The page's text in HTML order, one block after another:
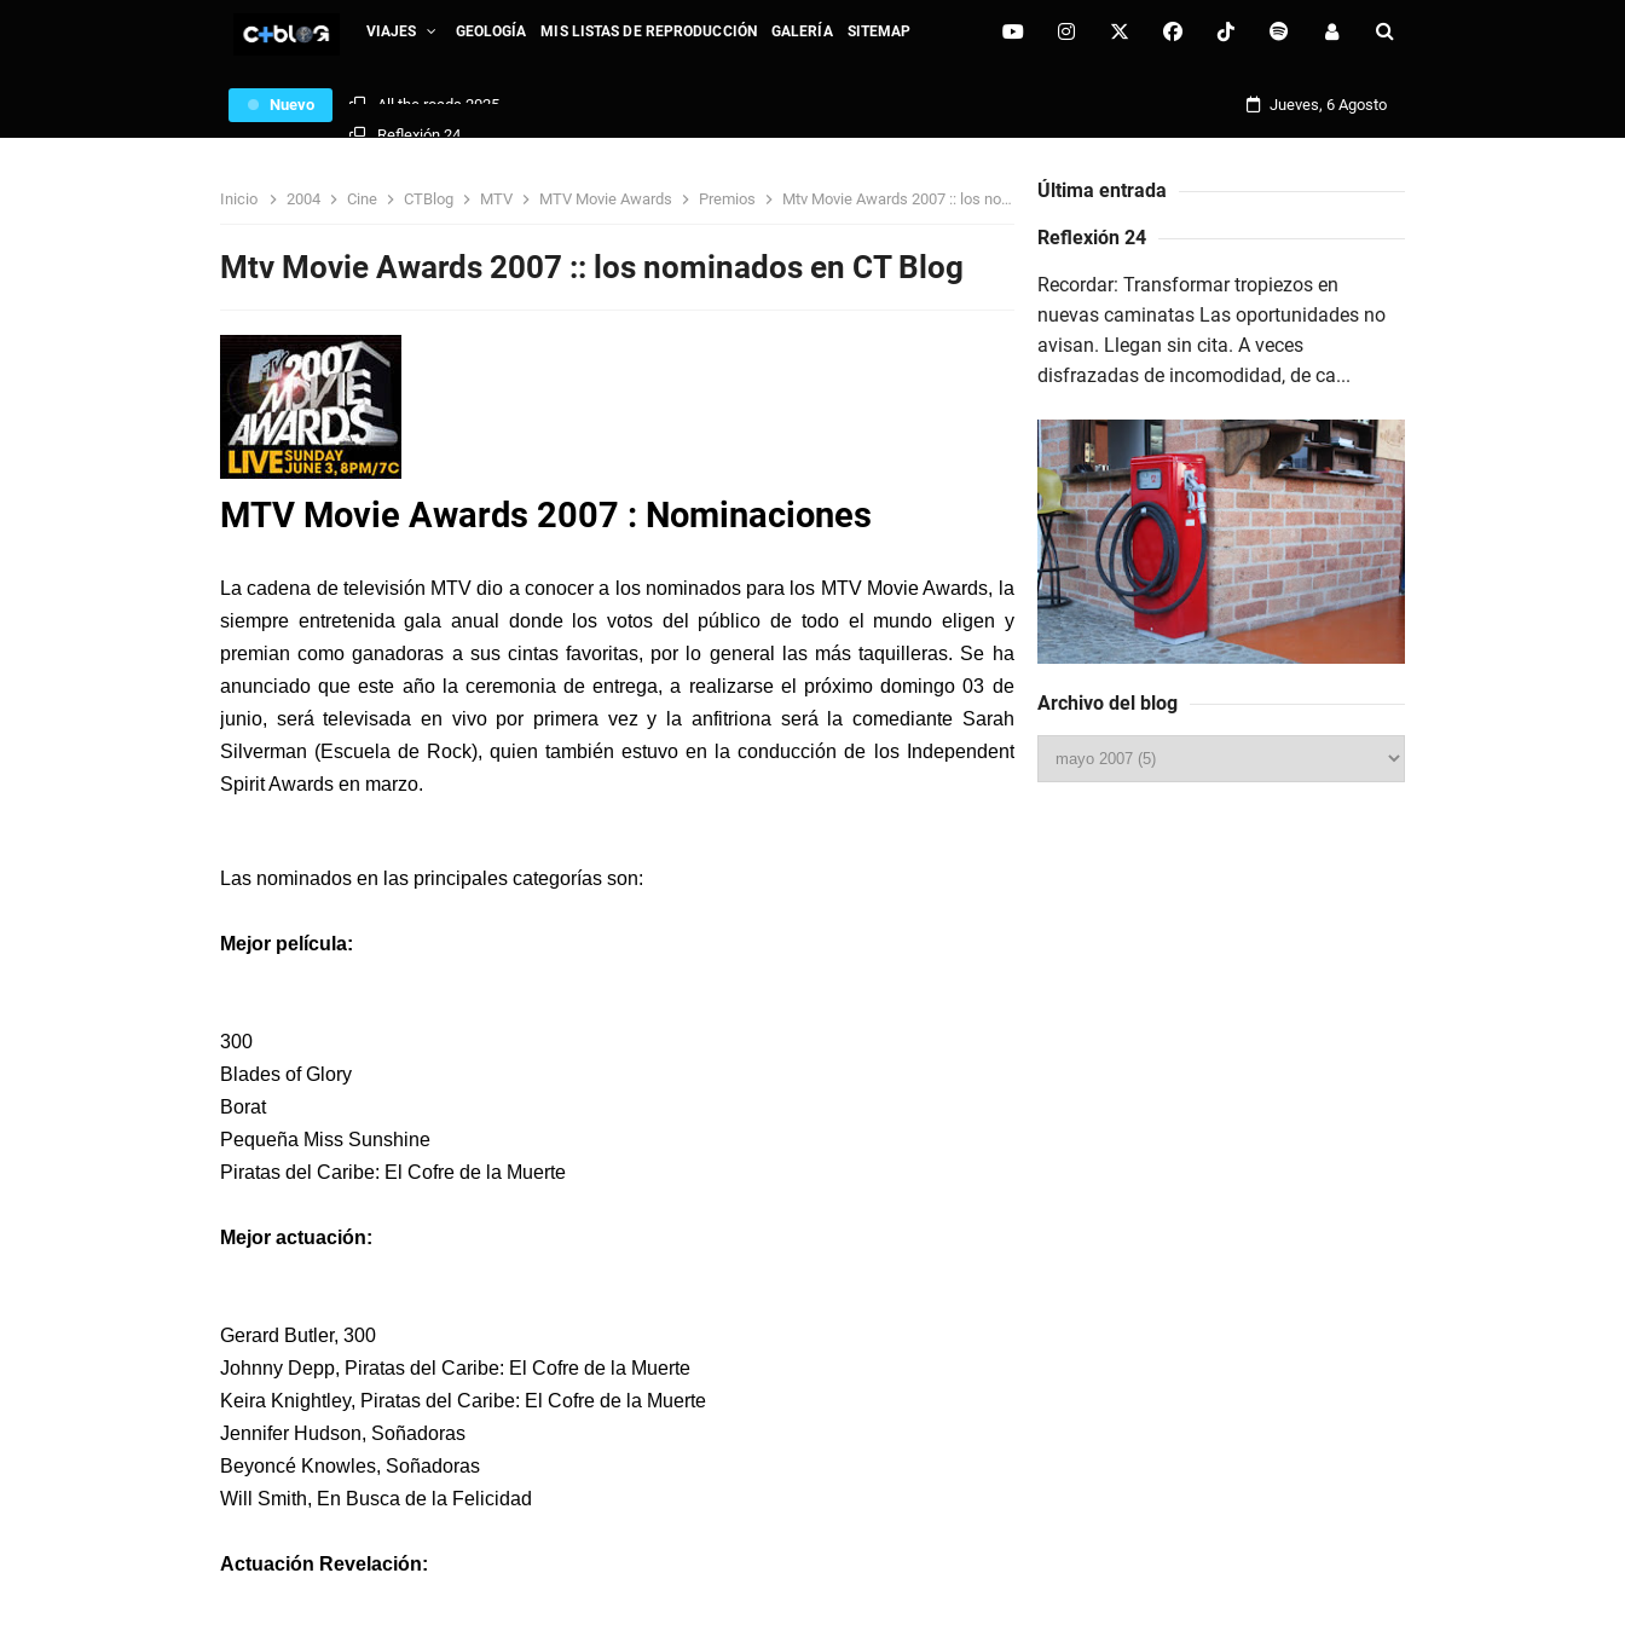
VIAJES GEOLOGÍA MIS LISTAS DE REPRODUCCIÓN GALERÍA SITEMAP
Nuevo Reflexión 24
Mauritania: Nuakchott Nights - Sight of Wonders - CTBlog
Sierra Leona: African Treasure - Sight of Wonders - CTBlog
Just the beginning
From the Fall of Dinos to the Rise of Humans
The Age of Reptiles in Three Acts
Billy Idol - Eyes Without A Face
Save your Love
:: Playlist Indie, un test de regreso al blog
>> Personal News
:: Look around (Interactive) RHCP
Jueves, 6 Agosto
Inicio 2004 Cine CTBlog MTV MTV Movie Awards Premios Mtv Movie Awards 2007 :: los nominados en CT Blog
Mtv Movie Awards 2007 :: los nominados en CT Blog
MTV Movie Awards 2007 : Nominaciones
La cadena de televisión MTV dio a conocer a los nominados para los MTV Movie Awards, la
siempre entretenida gala anual donde los votos del público de todo el mundo eligen y
premian como ganadoras a sus cintas favoritas, por lo general las más taquilleras. Se ha
anunciado que este año la ceremonia de entrega, a realizarse el próximo domingo 03 de
junio, será televisada en vivo por primera vez y la anfitriona será la comediante Sarah
Silverman (Escuela de Rock), quien también estuvo en la conducción de los Independent
Spirit Awards en marzo.
Las nominados en las principales categorías son:
Mejor película:
300
Blades of Glory
Borat
Pequeña Miss Sunshine
Piratas del Caribe: El Cofre de la Muerte
Mejor actuación:
Gerard Butler, 300
Johnny Depp, Piratas del Caribe: El Cofre de la Muerte
Keira Knightley, Piratas del Caribe: El Cofre de la Muerte
Jennifer Hudson, Soñadoras
Beyoncé Knowles, Soñadoras
Will Smith, En Busca de la Felicidad
Actuación Revelación:
Última entrada
Reflexión 24
Recordar: Transformar tropiezos en
nuevas caminatas Las oportunidades no
avisan. Llegan sin cita. A veces
disfrazadas de incomodidad, de ca...
Archivo del blog